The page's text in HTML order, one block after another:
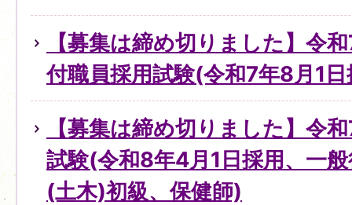
【募集は締め切りました】令
付職員採用試験(令和7年8月1
【募集は締め切りました】令
試験(令和8年4月1日採用、一
(土木)初級、保健師)